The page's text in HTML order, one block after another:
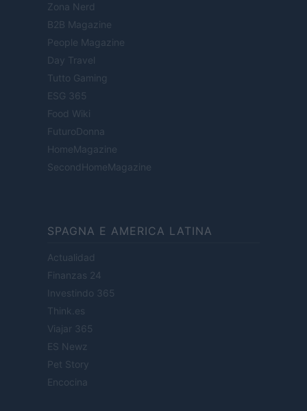
Zona Nerd
B2B Magazine
People Magazine
Day Travel
Tutto Gaming
ESG 365
Food Wiki
FuturoDonna
HomeMagazine
SecondHomeMagazine
SPAGNA E AMERICA LATINA
Actualidad
Finanzas 24
Investindo 365
Think.es
Viajar 365
ES Newz
Pet Story
Encocina